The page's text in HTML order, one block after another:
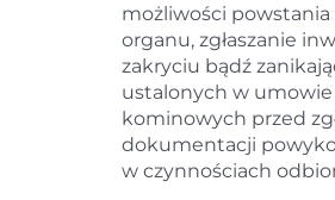
możliwości powstania
organu, zgłaszanie
zakryciu bądź
ustalonych w
kominowych przed
dokumentacji
w czynnościach